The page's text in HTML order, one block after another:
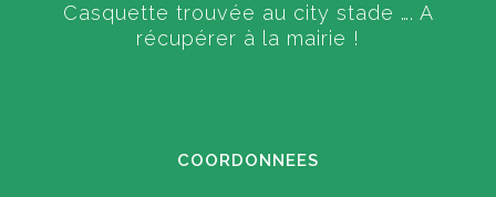
Casquette trouvée au city stade …. A
récupérer à la mairie !
COORDONNEES